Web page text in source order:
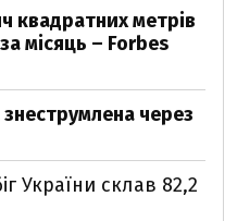
квадратних метрів
місяць – Forbes
через
України склав 82,2